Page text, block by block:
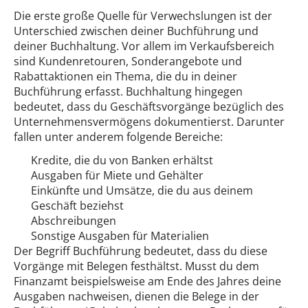
Die erste große Quelle für Verwechslungen ist der
Unterschied zwischen deiner Buchführung und
deiner Buchhaltung. Vor allem im Verkaufsbereich
sind Kundenretouren, Sonderangebote und
Rabattaktionen ein Thema, die du in deiner
Buchführung erfasst. Buchhaltung hingegen
bedeutet, dass du Geschäftsvorgänge bezüglich des
Unternehmensvermögens dokumentierst. Darunter
fallen unter anderem folgende Bereiche:
Kredite, die du von Banken erhältst
Ausgaben für Miete und Gehälter
Einkünfte und Umsätze, die du aus deinem
Geschäft beziehst
Abschreibungen
Sonstige Ausgaben für Materialien
Der Begriff Buchführung bedeutet, dass du diese
Vorgänge mit Belegen festhältst. Musst du dem
Finanzamt beispielsweise am Ende des Jahres deine
Ausgaben nachweisen, dienen die Belege in der